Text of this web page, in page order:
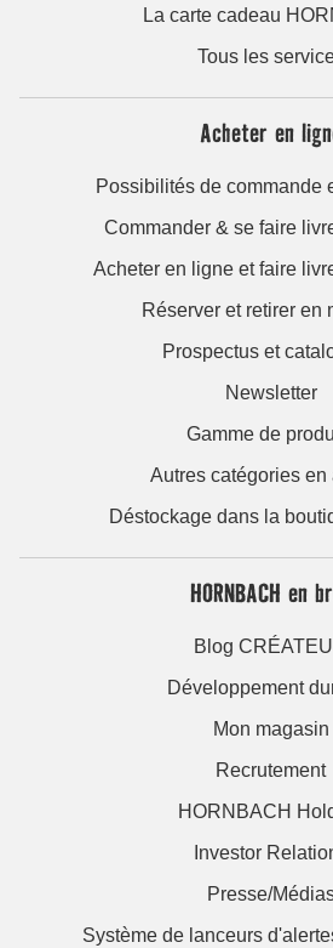
La carte cadeau
Tous les
Acheter en
Possibilités de commande
Commander & se faire
Acheter en ligne et faire
Réserver et retirer en
Prospectus et
Newsletter
Gamme de
Autres catégories en
Déstockage dans la
HORNBACH en
Blog
Développement
Mon magasin
Recrutement
HORNBACH
Investor
Presse/
Système de lanceurs